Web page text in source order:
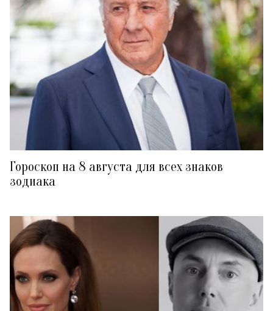
Гороскоп на 8 августа для всех знаков
зодиака